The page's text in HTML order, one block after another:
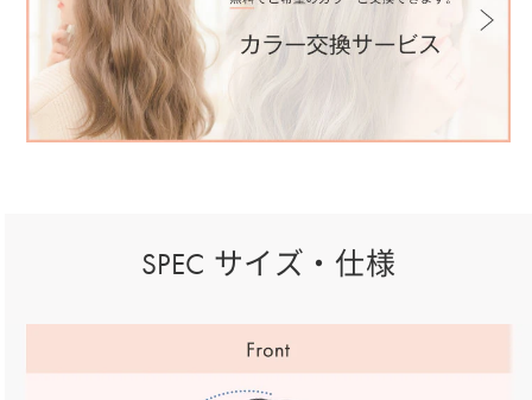
SPEC サイズ・仕様